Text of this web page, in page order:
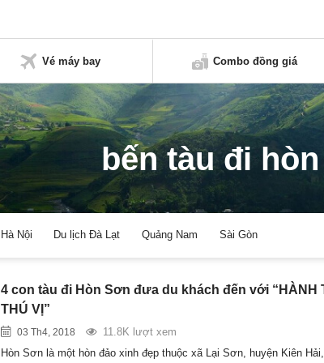
Vé máy bay Combo đồng giá
bến tàu đi
Hà Nội Du lịch Đà Lạt Quảng Nam Sài Gòn
4 con tàu đi Hòn Sơn đưa du khách đến với “HÀNH
THÚ VỊ”
03 Th4, 2018
11.8K lượt xem
Hòn Sơn là một hòn đảo xinh đẹp thuộc xã Lại Sơn, huyện Kiên